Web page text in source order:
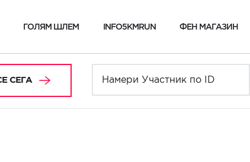
ГОЛЯМ ШЛЕМ INFO5KMRUN ФЕН МАГАЗИН
СЕГА